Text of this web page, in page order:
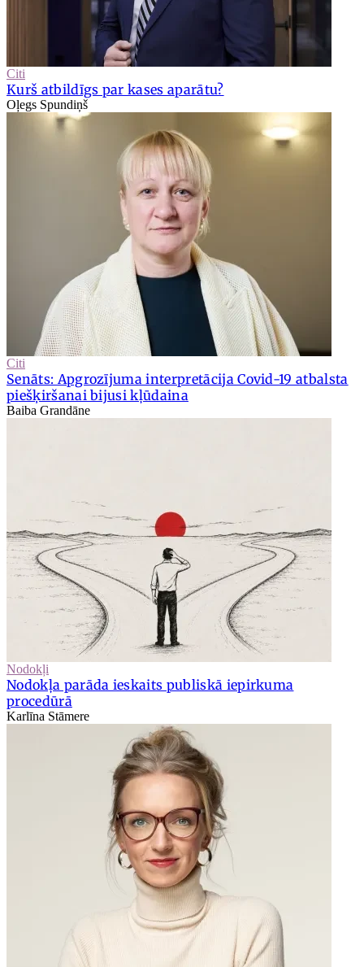
Citi
Kurš atbildīgs par kases aparātu?
Oļegs Spundiņš
Citi
Senāts: Apgrozījuma interpretācija Covid-19 atbalsta
piešķiršanai bijusi kļūdaina
Baiba Grandāne
Nodokļi
Nodokļa parāda ieskaits publiskā iepirkuma
procedūrā
Karlīna Stāmere